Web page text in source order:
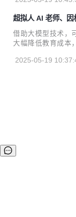
库内容，无需复杂
超拟人 AI 老师、因
能做好哪些事？
借助大模型技术，
大幅降低教育成本
2025-05-19